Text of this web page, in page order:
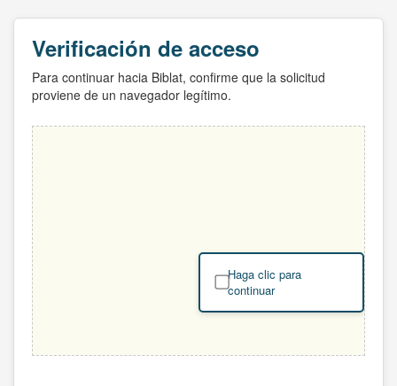
Verificación de acceso
Para continuar hacia Biblat, confirme que la solicitud
proviene de un navegador legítimo.
Haga clic para
continuar